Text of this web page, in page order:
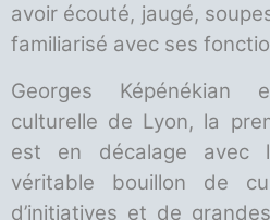
avoir écouté, jaugé,
familiarisé avec ses
Georges Képénékian
culturelle de Lyon, la
est en décalage avec
véritable bouillon de
d’initiatives et de